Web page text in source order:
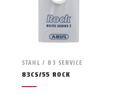
STAHL / 83 SERVICE
83CS/55 ROCK